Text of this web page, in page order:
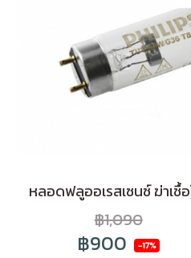
฿1,090
฿900 -17%